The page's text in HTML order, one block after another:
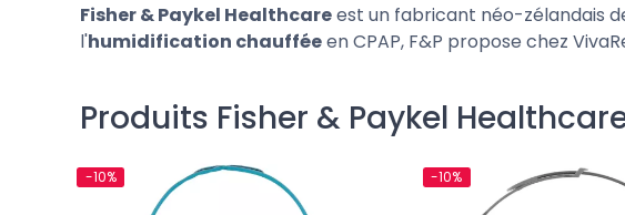
Fisher & Paykel Healthcareest un fabricant néo-zélandais
l'humidification chaufféeen CPAP, F&P propose chez
Produits Fisher & Paykel
-10% -10%